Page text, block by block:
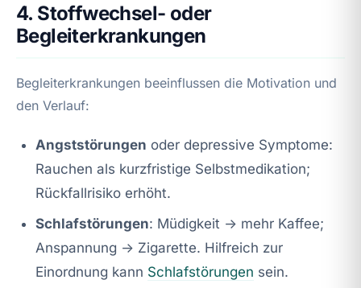
4. Stoffwechsel- oder
Begleiterkrankungen
Begleiterkrankungen beeinflussen die Motivation und
den Verlauf:
Angststörungen oder depressive Symptome:
Rauchen als kurzfristige Selbstmedikation;
Rückfallrisiko erhöht.
Schlafstörungen: Müdigkeit → mehr Kaffee;
Anspannung → Zigarette. Hilfreich zur
Einordnung kann Schlafstörungen sein.